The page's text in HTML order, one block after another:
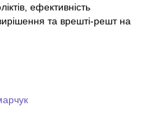
ефективність
та врешті-решт на